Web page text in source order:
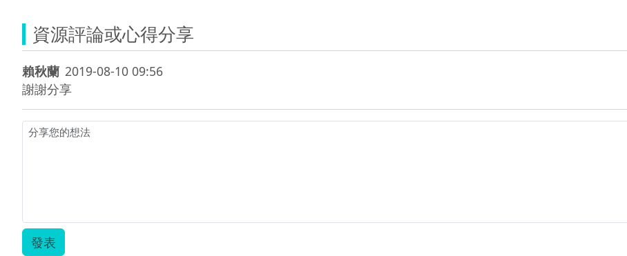
資源評論或心得分享
賴秋蘭 2019-08-10 09:56
謝謝分享
發表